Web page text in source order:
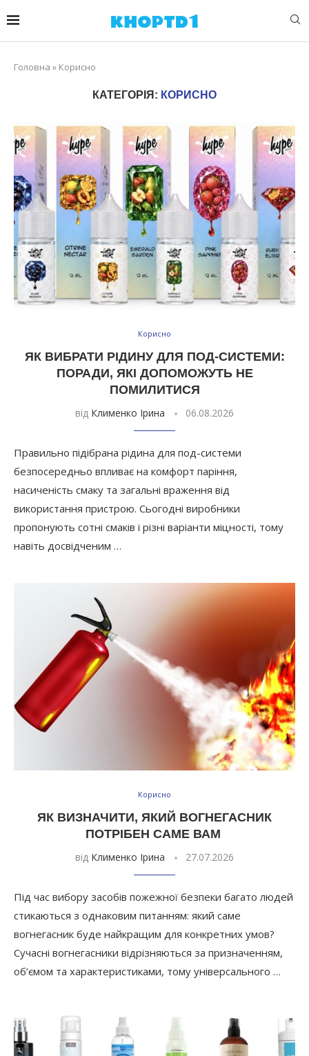
Головна » Корисно
КАТЕГОРІЯ: КОРИСНО
Корисно
ЯК ВИБРАТИ РІДИНУ ДЛЯ ПОД-СИСТЕМИ:
ПОРАДИ, ЯКІ ДОПОМОЖУТЬ НЕ
ПОМИЛИТИСЯ
від Клименко Ірина 06.08.2026
Правильно підібрана рідина для под-системи
безпосередньо впливає на комфорт паріння,
насиченість смаку та загальні враження від
використання пристрою. Сьогодні виробники
пропонують сотні смаків і різні варіанти міцності, тому
навіть досвідченим …
Корисно
ЯК ВИЗНАЧИТИ, ЯКИЙ ВОГНЕГАСНИК
ПОТРІБЕН САМЕ ВАМ
від Клименко Ірина 27.07.2026
Під час вибору засобів пожежної безпеки багато людей
стикаються з однаковим питанням: який саме
вогнегасник буде найкращим для конкретних умов?
Сучасні вогнегасники відрізняються за призначенням,
об’ємом та характеристиками, тому універсального …